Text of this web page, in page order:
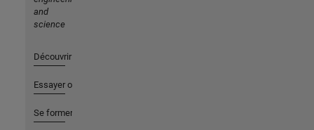
and
science
Découvrir les produits
Essayer ou acheter
Se former